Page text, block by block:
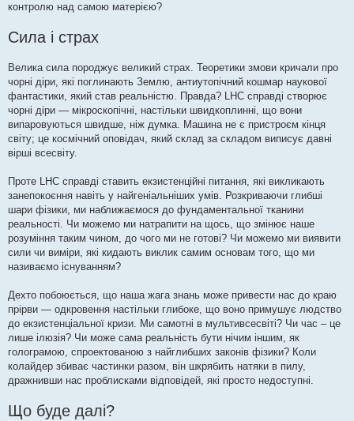
контролю над самою матерією?
Сила і страх
Велика сила породжує великий страх. Теоретики змови кричали про
чорні діри, які поглинають Землю, антиутопічний кошмар наукової
фантастики, який став реальністю. Правда? LHC справді створює
чорні діри — мікроскопічні, настільки швидкоплинні, що вони
випаровуються швидше, ніж думка. Машина не є пристроєм кінця
світу; це космічний оповідач, який склад за складом виписує давні
вірші всесвіту.
Проте LHC справді ставить екзистенційні питання, які викликають
занепокоєння навіть у найгеніальніших умів. Розкриваючи глибші
шари фізики, ми наближаємося до фундаментальної тканини
реальності. Чи можемо ми натрапити на щось, що змінює наше
розуміння таким чином, до чого ми не готові? Чи можемо ми виявити
сили чи виміри, які кидають виклик самим основам того, що ми
називаємо існуванням?
Дехто побоюється, що наша жага знань може привести нас до краю
прірви — одкровення настільки глибоке, що воно примушує людство
до екзистенціальної кризи. Ми самотні в мультивсесвіті? Чи час – це
лише ілюзія? Чи може сама реальність бути нічим іншим, як
голограмою, спроектованою з найглибших законів фізики? Коли
колайдер збиває частинки разом, він шкрябить натяки в пилу,
дражнивши нас проблисками відповідей, які просто недоступні.
Що буде далі?